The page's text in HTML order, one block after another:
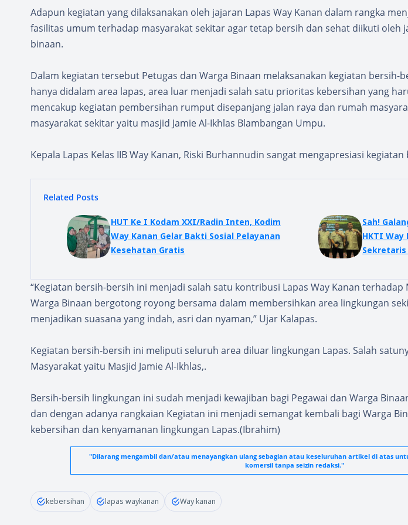
Adapun kegiatan yang dilaksanakan oleh jajaran Lapas Way Kanan dalam rangka
fasilitas umum terhadap masyarakat sekitar agar tetap bersih dan sehat diikuti oleh
binaan.
Dalam kegiatan tersebut Petugas dan Warga Binaan melaksanakan kegiatan bersih-
hanya didalam area lapas, area luar menjadi salah satu prioritas kebersihan yang
mencakup kegiatan pembersihan rumput disepanjang jalan raya dan rumah
masyarakat sekitar yaitu masjid Jamie Al-Ikhlas Blambangan Umpu.
Kepala Lapas Kelas IIB Way Kanan, Riski Burhannudin sangat mengapresiasi
Related Posts
HUT Ke I Kodam XXI/Radin Inten, Kodim
Way Kanan Gelar Bakti Sosial Pelayanan
Kesehatan Gratis
Sah!
HKTI Way
Sekretaris
“Kegiatan bersih-bersih ini menjadi salah satu kontribusi Lapas Way Kanan terhadap
Warga Binaan bergotong royong bersama dalam membersihkan area lingkungan
menjadikan suasana yang indah, asri dan nyaman,” Ujar Kalapas.
Kegiatan bersih-bersih ini meliputi seluruh area diluar lingkungan Lapas. Salah
Masyarakat yaitu Masjid Jamie Al-Ikhlas,.
Bersih-bersih lingkungan ini sudah menjadi kewajiban bagi Pegawai dan Warga
dan dengan adanya rangkaian Kegiatan ini menjadi semangat kembali bagi Warga
kebersihan dan kenyamanan lingkungan Lapas.(Ibrahim)
"Dilarang mengambil dan/atau menayangkan ulang sebagian atau keseluruhan artikel di atas
komersil tanpa seizin redaksi."
kebersihan lapas waykanan Way kanan